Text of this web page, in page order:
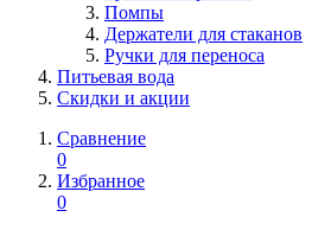
Помпы
Держатели для стаканов
Ручки для переноса
Питьевая вода
Скидки и акции
Сравнение
0
Избранное
0